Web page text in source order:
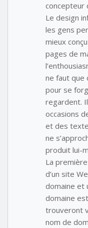
concepteur
Le design
les gens
mieux
pages de
ne faut que
pour se
regardent.
occasions
et des
ne
produit lui-
La
d’un site
domaine et
domaine
trouveront
nom de